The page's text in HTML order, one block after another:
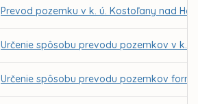
Prevod pozemku v k. ú. Kostoľany nad
Určenie spôsobu prevodu pozemkov v k.
Určenie spôsobu prevodu pozemkov